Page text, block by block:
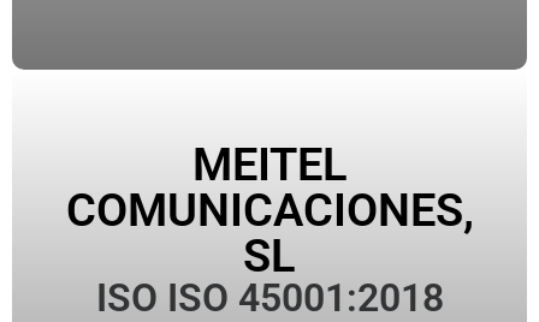
MEITEL
COMUNICACIONES,
SL
ISO ISO 45001:2018